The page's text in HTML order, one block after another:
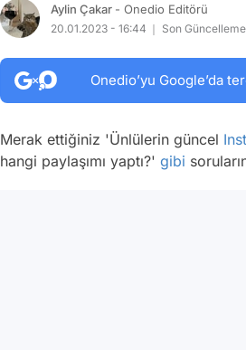
Aylin Çakar - Onedio Editörü
20.01.2023 - 16:44 Son
Onedio’yu Google’da
Merak ettiğiniz 'Ünlülerin güncel
hangi paylaşımı yaptı?' gibi